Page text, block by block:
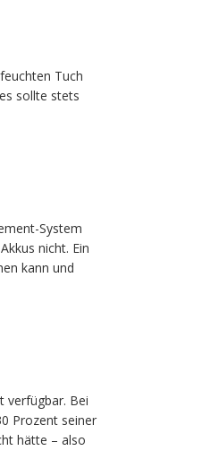
Tuch
sollte stets
System
nicht. Ein
kann und
verfügbar. Bei
Prozent seiner
hätte – also